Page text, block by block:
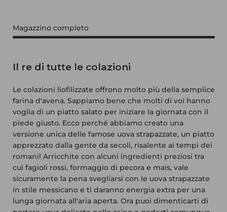
Magazzino completo
Il re di tutte le colazioni
Le colazioni liofilizzate offrono molto più della semplice
farina d'avena. Sappiamo bene che molti di voi hanno
voglia di un piatto salato per iniziare la giornata con il
piede giusto. Ecco perché abbiamo creato una
versione unica delle famose uova strapazzate, un piatto
apprezzato dalla gente da secoli, risalente ai tempi dei
romani! Arricchite con alcuni ingredienti preziosi tra
cui fagioli rossi, formaggio di pecora e mais, vale
sicuramente la pena svegliarsi con le uova strapazzate
in stile messicano e ti daranno energia extra per una
lunga giornata all'aria aperta. Ora puoi dimenticarti di